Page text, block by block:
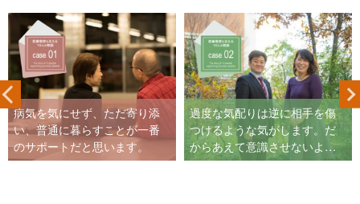
病気を気にせず、ただ寄り添
い、普通に暮らすことが一番
のサポートだと思います。
過度な気配りは逆に相手を傷
つけるような気がします。だ
からあえて意識させないよ
う、普段通りにしています。